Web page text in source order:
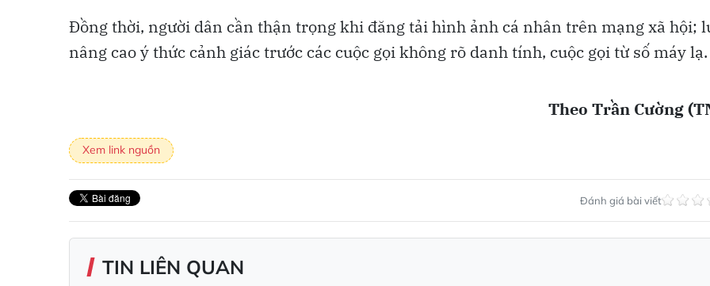
Đồng thời, người dân cần thận trọng khi đăng tải hình ảnh cá nhân trên mạng xã hội;
nâng cao ý thức cảnh giác trước các cuộc gọi không rõ danh tính, cuộc gọi từ số máy lạ.
Theo Trần Cường
Xem link nguồn
Đánh giá bài viết
TIN LIÊN QUAN